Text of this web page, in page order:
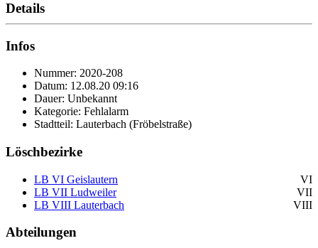
Details
Infos
Nummer: 2020-208
Datum: 12.08.20 09:16
Dauer: Unbekannt
Kategorie: Fehlalarm
Stadtteil: Lauterbach (Fröbelstraße)
Löschbezirke
LB VI Geislautern
VI
LB VII Ludweiler
VII
LB VIII Lauterbach
VIII
Abteilungen